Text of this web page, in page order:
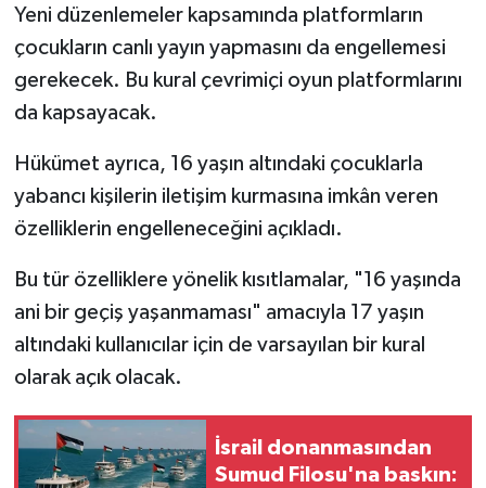
Yeni düzenlemeler kapsamında platformların
çocukların canlı yayın yapmasını da engellemesi
gerekecek. Bu kural çevrimiçi oyun platformlarını
da kapsayacak.
Hükümet ayrıca, 16 yaşın altındaki çocuklarla
yabancı kişilerin iletişim kurmasına imkân veren
özelliklerin engelleneceğini açıkladı.
Bu tür özelliklere yönelik kısıtlamalar, "16 yaşında
ani bir geçiş yaşanmaması" amacıyla 17 yaşın
altındaki kullanıcılar için de varsayılan bir kural
olarak açık olacak.
İsrail donanmasından
Sumud Filosu'na baskın: